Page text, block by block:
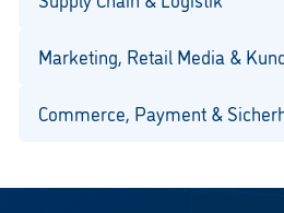
veränderte Kundenbedürfnisse
Resilienz und Flexibilität in der
Marketing, Retail Media &
Marketing- und
Commerce, Payment &
Conversion-Optimierung